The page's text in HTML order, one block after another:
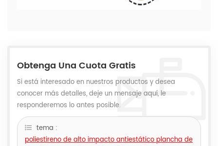
Obtenga Una Cuota Gratis
Si está interesado en nuestros productos y desea
conocer más detalles, deje un mensaje aquí, le
responderemos lo antes posible.
tema :
poliestireno de alto impacto antiestático plancha de